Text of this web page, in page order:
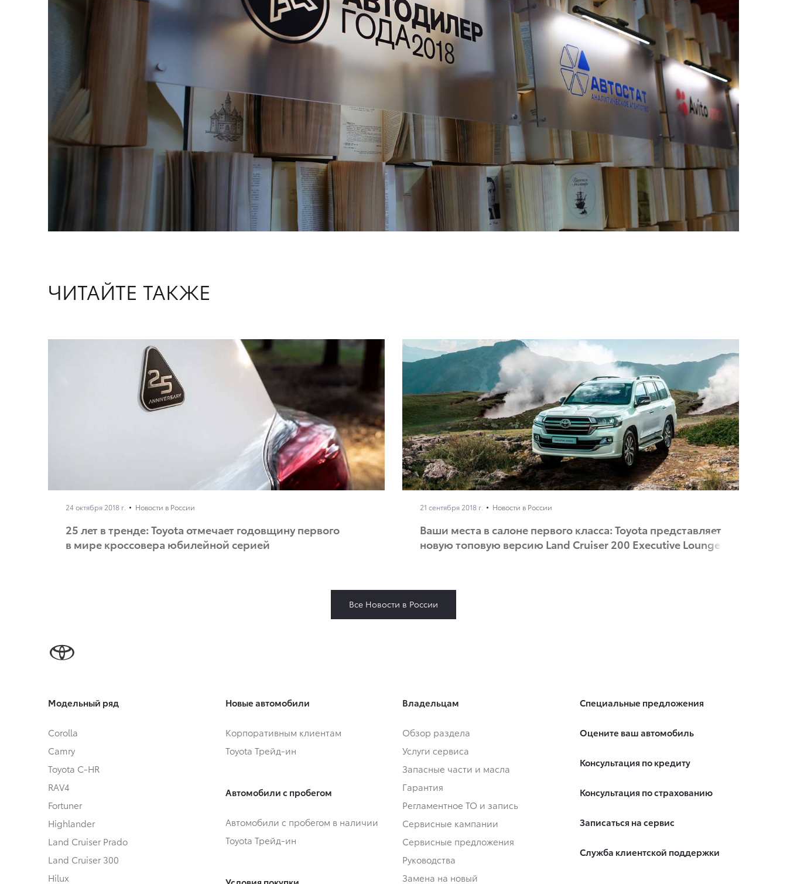
ЧИТАЙТЕ ТАКЖЕ
24 октября 2018 г. Новости в России
25 лет в тренде: Toyota отмечает годовщину первого
в мире кроссовера юбилейной серией
21 сентября 2018 г. Новости в России
Ваши места в салоне первого класса: Toyota представляет
новую топовую версию Land Cruiser 200 Executive Lounge
Все Новости в России
Модельный ряд
Corolla
Camry
Toyota C-HR
RAV4
Fortuner
Highlander
Land Cruiser Prado
Land Cruiser 300
Hilux
Новые автомобили
Корпоративным клиентам
Toyota Трейд-ин
Автомобили с пробегом
Автомобили с пробегом в наличии
Toyota Трейд-ин
Владельцам
Обзор раздела
Услуги сервиса
Запасные части и масла
Гарантия
Регламентное ТО и запись
Сервисные кампании
Сервисные предложения
Руководства
Замена на новый
Специальные предложения
Оцените ваш автомобиль
Консультация по кредиту
Консультация по страхованию
Записаться на сервис
Служба клиентской поддержки